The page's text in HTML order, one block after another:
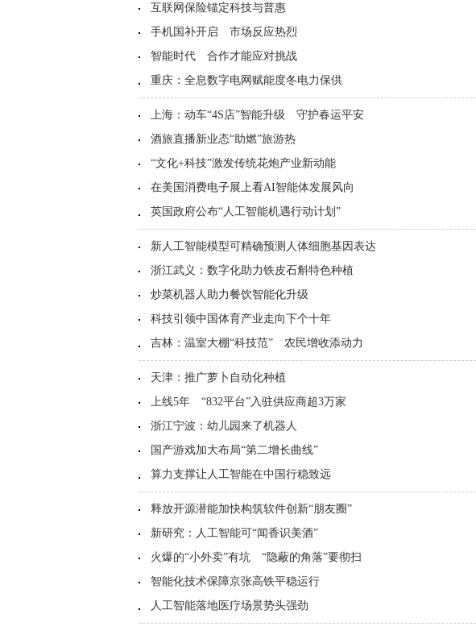
互联网保险锚定科技与普惠
手机国补开启 市场反应热烈
智能时代 合作才能应对挑战
重庆：全息数字电网赋能度冬电力保供
上海：动车“4S店”智能升级 守护春运平安
酒旅直播新业态“助燃”旅游热
“文化+科技”激发传统花炮产业新动能
在美国消费电子展上看AI智能体发展风向
英国政府公布“人工智能机遇行动计划”
新人工智能模型可精确预测人体细胞基因表达
浙江武义：数字化助力铁皮石斛特色种植
炒菜机器人助力餐饮智能化升级
科技引领中国体育产业走向下个十年
吉林：温室大棚“科技范” 农民增收添动力
天津：推广萝卜自动化种植
上线5年 “832平台”入驻供应商超3万家
浙江宁波：幼儿园来了机器人
国产游戏加大布局“第二增长曲线”
算力支撑让人工智能在中国行稳致远
释放开源潜能加快构筑软件创新“朋友圈”
新研究：人工智能可“闻香识美酒”
火爆的“小外卖”有坑 “隐蔽的角落”要彻扫
智能化技术保障京张高铁平稳运行
人工智能落地医疗场景势头强劲